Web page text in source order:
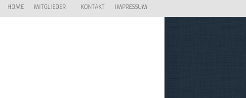
HOME MITGLIEDER KONTAKT IMPRESSUM